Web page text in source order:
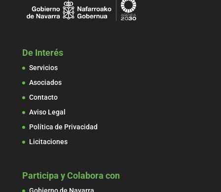
De Interés
Servicios
Asociados
Contacto
Aviso Legal
Política de Privacidad
Licitaciones
Participa y Colabora con